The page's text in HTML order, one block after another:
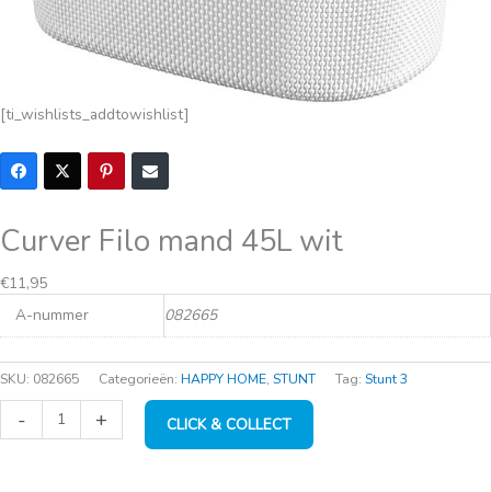
[ti_wishlists_addtowishlist]
Curver Filo mand 45L wit
€11,95
A-nummer
082665
SKU: 082665 Categorieën: HAPPY HOME, STUNT Tag: Stunt 3
-
Curver
Filo
+ CLICK & COLLECT